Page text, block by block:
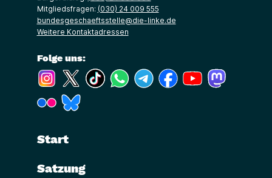
Mitgliedsfragen: (030) 24 009 555
bundesgeschaeftsstelle@die-linke.de
Weitere Kontaktadressen
Folge uns:
(Link öffnet ein neues Fenster)
(Link öffnet ein neues Fenster)
(Link öffnet ein neues Fenster)
(Link öffnet ein neues Fenster)
(Link öffnet ein neues Fenster)
(Link öffnet ein neues
(Link öffnet ein
(Link öffnet ein neues Fenster)
Start
Satzung